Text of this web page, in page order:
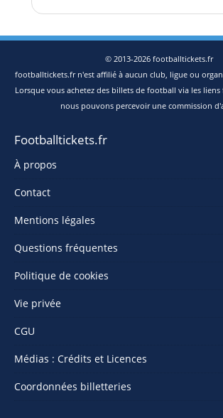
© 2013-2026 footballtickets.fr
footballtickets.fr n'est affilié à aucun club, ligue ou
Lorsque vous achetez des billets de football via les
nous pouvons percevoir une commission
Footballtickets.fr
À propos
Contact
Mentions légales
Questions fréquentes
Politique de cookies
Vie privée
CGU
Médias : Crédits et Licences
Coordonnées billetteries